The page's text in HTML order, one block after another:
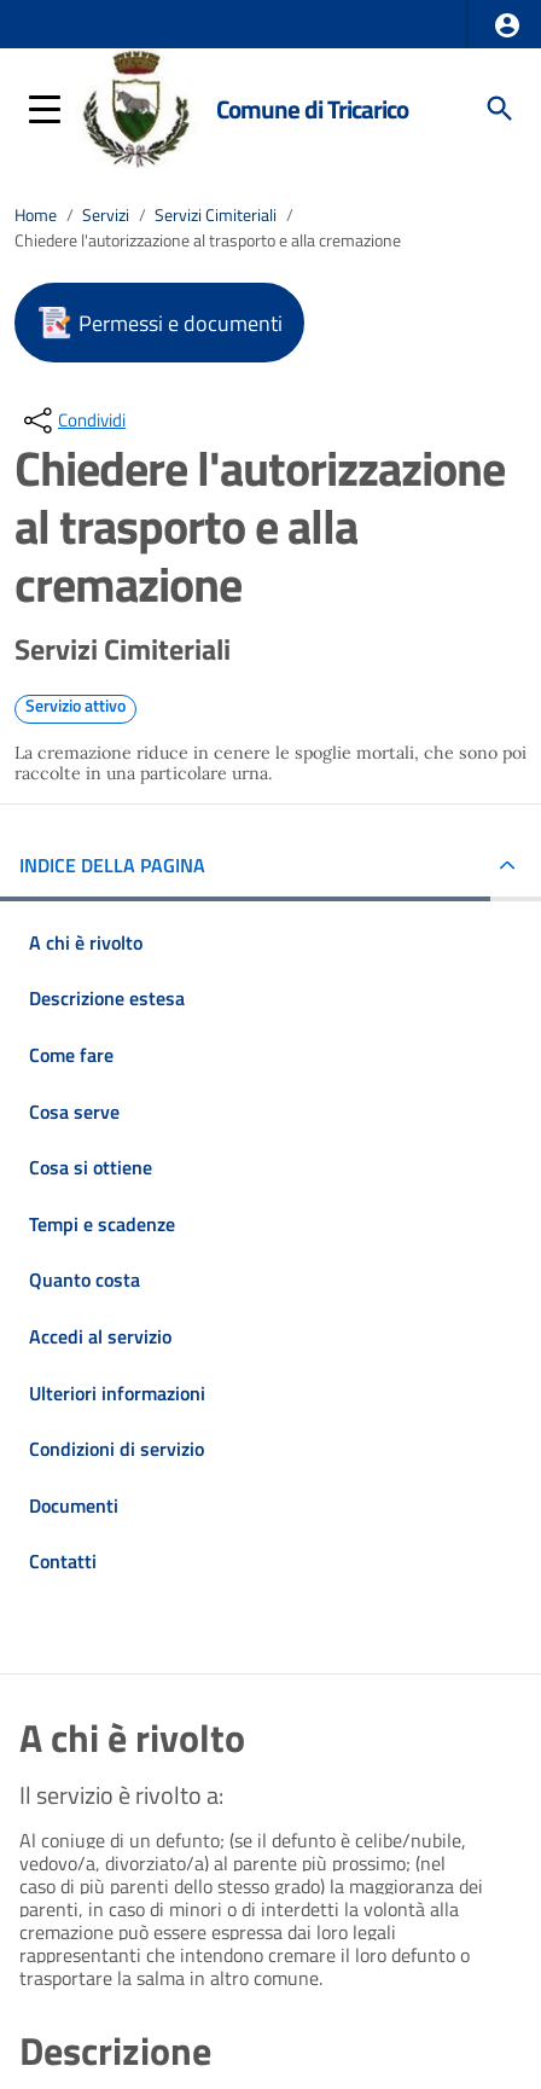
Comune di Tricarico
Home / Servizi / Servizi Cimiteriali /
Chiedere l'autorizzazione al trasporto e alla cremazione
Permessi e documenti
Condividi
Chiedere l'autorizzazione
al trasporto e alla
cremazione
Servizi Cimiteriali
Servizio attivo
La cremazione riduce in cenere le spoglie mortali, che sono poi
raccolte in una particolare urna.
INDICE DELLA PAGINA
A chi è rivolto
Descrizione estesa
Come fare
Cosa serve
Cosa si ottiene
Tempi e scadenze
Quanto costa
Accedi al servizio
Ulteriori informazioni
Condizioni di servizio
Documenti
Contatti
A chi è rivolto
Il servizio è rivolto a:
Al coniuge di un defunto; (se il defunto è celibe/nubile,
vedovo/a, divorziato/a) al parente più prossimo; (nel
caso di più parenti dello stesso grado) la maggioranza dei
parenti, in caso di minori o di interdetti la volontà alla
cremazione può essere espressa dai loro legali
rappresentanti che intendono cremare il loro defunto o
trasportare la salma in altro comune.
Descrizione